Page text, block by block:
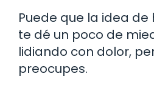
Puede que la idea
te dé un poco de
lidiando con dolor,
preocupes.